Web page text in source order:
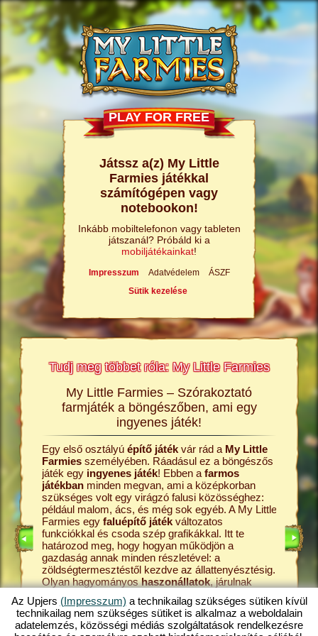
PLAY FOR FREE
Játssz a(z) My Little
Farmies játékkal
számítógépen vagy
notebookon!
Inkább mobiltelefonon vagy tableten
játszanál? Próbáld ki a
mobiljátékainkat!
Impresszum Adatvédelem
ÁSZF
Sütik kezelése
Tudj meg többet róla: My Little Farmies
és a
My Little Farmies – Szórakoztató
farmjáték a böngészőben, ami egy
ingyenes játék!
Egy első osztályú építő játékvár rád a My Little
Farmiesszemélyében. Ráadásul ez a böngészős
játék egy ingyenes játék! Ebben a farmos
játékbanminden megvan, ami a középkorban
szükséges volt egy virágzó falusi közösséghez:
például malom, ács, és még sok egyéb. A My Little
Farmies egy faluépítő játékváltozatos
funkciókkal és csoda szép grafikákkal. Itt te
határozod meg, hogy hogyan működjön a
gazdaság annak minden részletével: a
zöldségtermesztéstől kezdve az állattenyésztésig.
Olyan hagyományoshaszonállatok, járulnak
mangalica sertésvagy a gyapjas tyúk. Hozz létre
egy virágzó gazdaságot a My Little Farmies
játékban, amely azonline játékokegyik
A
Farmies
Ezek
kezdd
farmos
játék.
pedig
My
hát ki a
Fedezd
Az Upjers (Impresszum) a technikailag szükséges sütiken kívül
technikailag nem szükséges sütiket is alkalmaz a weboldalain
adatelemzés, közösségi médiás szolgáltatások rendelkezésre